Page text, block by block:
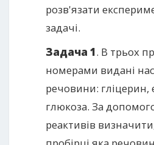
розв'язати
задачі.
Задача 1. В трьох
номерами видані
речовини: гліцерин,
глюкоза. За
реактивів